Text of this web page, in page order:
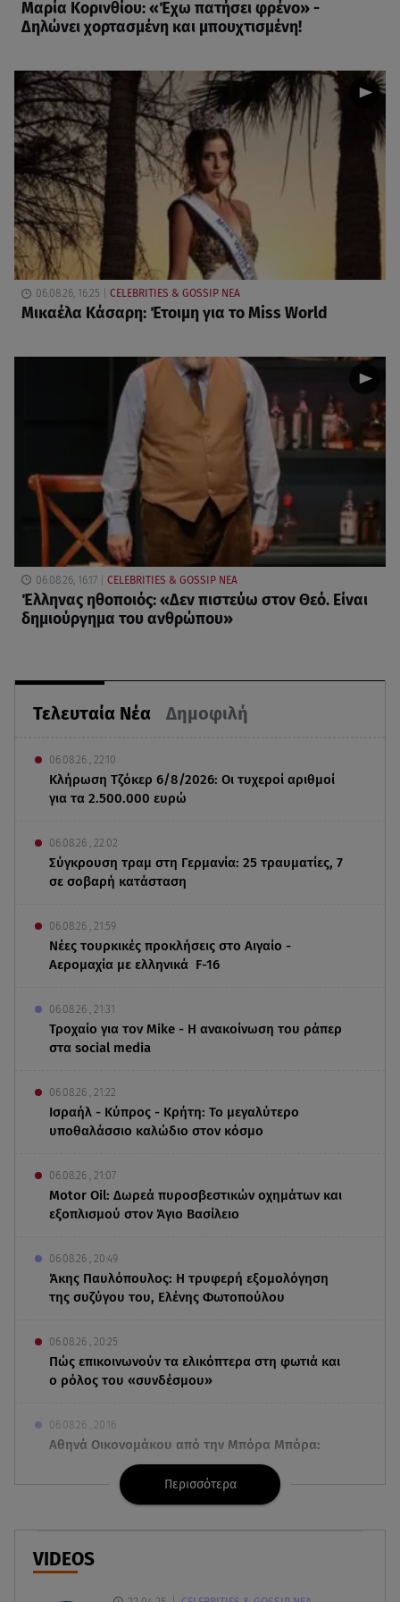
Τελευταία Νέα Δημοφιλή
06.08.26 , 22:10
Κλήρωση Τζόκερ 6/8/2026: Οι τυχεροί αριθμοί
για τα 2.500.000 ευρώ
06.08.26 , 22:02
Σύγκρουση τραμ στη Γερμανία: 25 τραυματίες, 7
σε σοβαρή κατάσταση
06.08.26 , 21:59
Νέες τουρκικές προκλήσεις στο Αιγαίο -
Αερομαχία με ελληνικά F-16
06.08.26 , 21:31
Τροχαίο για τον Mike - Η ανακοίνωση του ράπερ
στα social media
06.08.26 , 21:22
Ισραήλ - Κύπρος - Κρήτη: Το μεγαλύτερο
υποθαλάσσιο καλώδιο στον κόσμο
06.08.26 , 21:07
Motor Oil: Δωρεά πυροσβεστικών οχημάτων και
εξοπλισμού στον Άγιο Βασίλειο
06.08.26 , 20:49
Άκης Παυλόπουλος: Η τρυφερή εξομολόγηση
της συζύγου του, Ελένης Φωτοπούλου
06.08.26 , 20:25
Πώς επικοινωνούν τα ελικόπτερα στη φωτιά και
ο ρόλος του «συνδέσμου»
06.08.26 , 20:16
Αθηνά Οικονομάκου από την Μπόρα Μπόρα:
«Έσκασε όλη η κούραση του χειμώνα»
Σαμοθράκη: Συγκλονιστική διάσωση 15χρονης
Περισσότερα
VIDEOS
Μαρία Κορινθίου: «Έχω πατήσει φρένο» -
Δηλώνει χορτασμένη και μπουχτισμένη!
06.08.26, 16:25 CELEBRITIES & GOSSIP ΝΕΑ
Μικαέλα Κάσαρη: Έτοιμη για το Miss World
06.08.26, 16:17 CELEBRITIES & GOSSIP ΝΕΑ
Έλληνας ηθοποιός: «Δεν πιστεύω στον Θεό. Είναι
δημιούργημα του ανθρώπου»